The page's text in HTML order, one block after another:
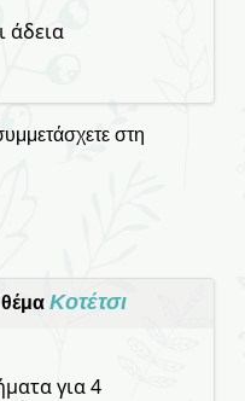
άδεια
στη
Κοτέτσι
για 4